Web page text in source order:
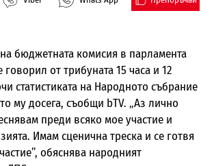
бюджетната комисия в парламента
от трибуната 15 часа и 12
статистиката на Народното събрание
му досега, съобщи bTV. „Аз лично
преди всяко мое участие и
Имам сценична треска и се готвя
обяснява народният